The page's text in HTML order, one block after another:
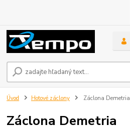
Úvod Hotové záclony Záclona Demetria
Záclona Demetria